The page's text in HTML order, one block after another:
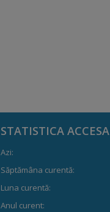
STATISTICA
Azi:
Săptămâna curentă:
Luna curentă:
Anul curent: